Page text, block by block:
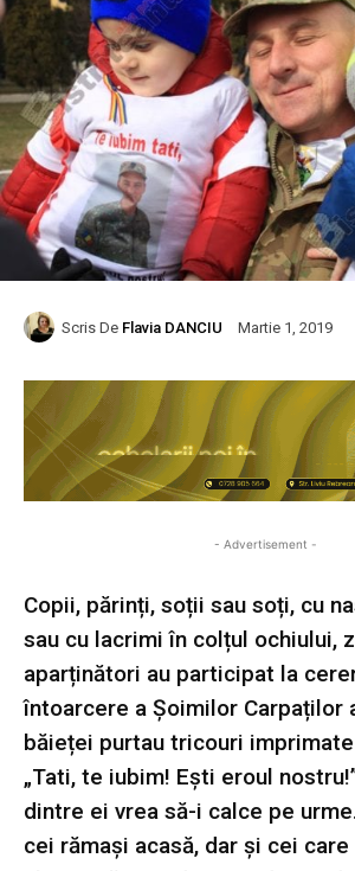
Scris De Flavia DANCIU Martie 1, 2019
- Advertisement -
Copii, părinți, soții sau soți, cu
sau cu lacrimi în colțul ochiului,
aparținători au participat la
întoarcere a Șoimilor Carpaților
băieței purtau tricouri
„Tati, te iubim! Ești eroul
dintre ei vrea să-i calce pe
cei rămași acasă, dar și cei